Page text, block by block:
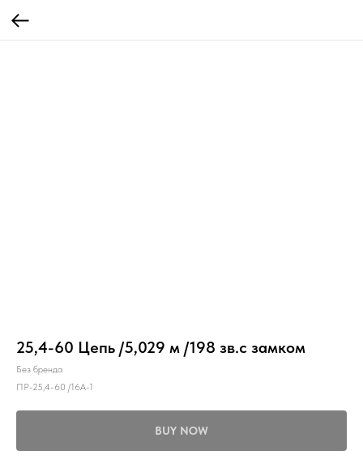
25,4-60 Цепь /5,029 м /198 зв.с замком
Без бренда
ПР-25,4-60 /16A-1
BUY NOW